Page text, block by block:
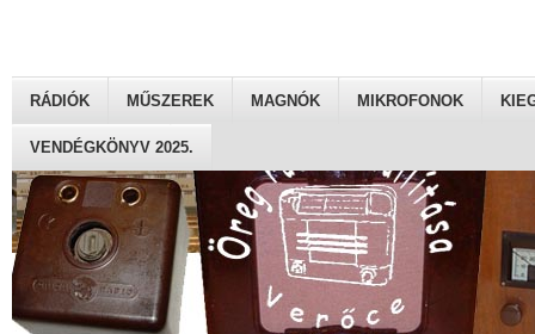
RÁDIÓK MŰSZEREK MAGNÓK MIKROFONOK
VENDÉGKÖNYV 2025.